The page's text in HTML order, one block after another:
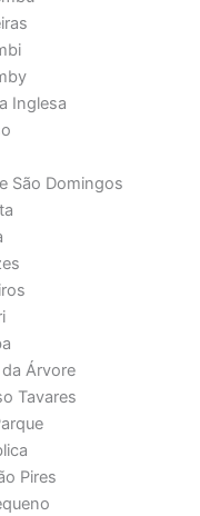
Inglesa
São Domingos
Árvore
Tavares
Pires